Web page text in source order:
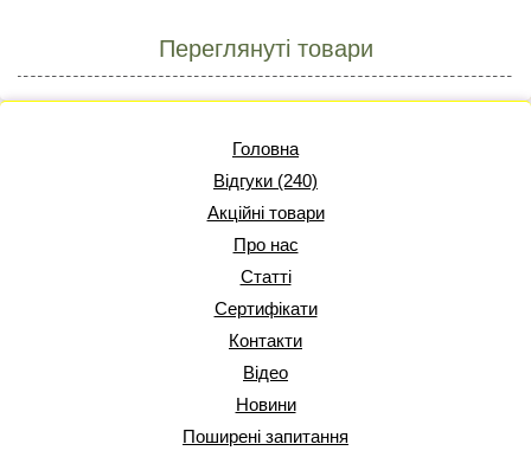
Переглянуті товари
Головна
Відгуки (240)
Акційні товари
Про нас
Статті
Сертифікати
Контакти
Відео
Новини
Поширені запитання